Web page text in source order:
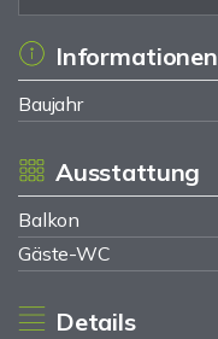
Informationen
Baujahr
Ausstattung
Balkon
Gäste-WC
Details